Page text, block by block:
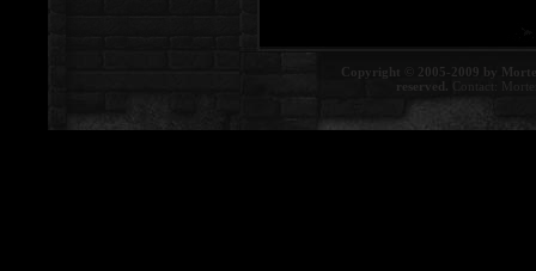
Copyright © 2005-2009 by
reserved. Contact: